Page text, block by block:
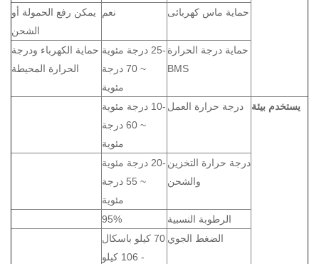
حماية ماس كهربائى نعم
يمكن رفع الحمولة أو
الشحن
حماية درجة الحرارة
BMS
-25 درجة مئوية
~ 70 درجة
مئوية
حماية الكهرباء ودرجة
الحرارة المحيطة
يستخدم بيئة درجة حرارة العمل
-10 درجة مئوية
~ 60 درجة
مئوية
درجة حرارة التخزين
والشحن
-20 درجة مئوية
~ 55 درجة
مئوية
الرطوبة النسبية
95%
الضغط الجوي
70 كيلو باسكال
- 106 كيلو